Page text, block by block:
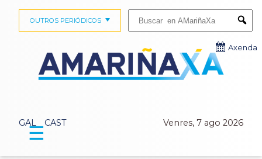
GAL CAST Venres, 7 ago 2026
OUTROS PERIÓDICOS
Axenda
☰